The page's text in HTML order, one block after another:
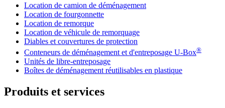
Location de camion de déménagement
Location de fourgonnette
Location de remorque
Location de véhicule de remorquage
Diables et couvertures de protection
Conteneurs de déménagement et d'entreposage U-Box®
Unités de libre-entreposage
Boîtes de déménagement réutilisables en plastique
Produits et services